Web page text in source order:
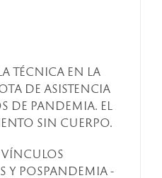
TÉCNICA EN LA
DE ASISTENCIA
DE PANDEMIA. EL
SIN CUERPO.
VÍNCULOS
Y POSPANDEMIA -